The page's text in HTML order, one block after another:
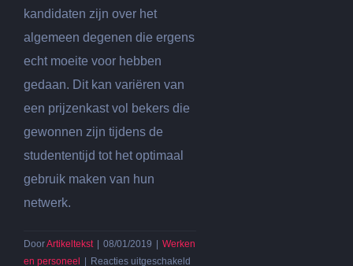
kandidaten zijn over het
algemeen degenen die ergens
echt moeite voor hebben
gedaan. Dit kan variëren van
een prijzenkast vol bekers die
gewonnen zijn tijdens de
studententijd tot het optimaal
gebruik maken van hun
netwerk.
DoorArtikeltekst 08/01/2019
Werken
en personeel
Reacties uitgeschakeld